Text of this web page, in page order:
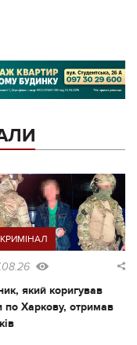
КРИМІНАЛ
який коригував
по Харкову, отримав